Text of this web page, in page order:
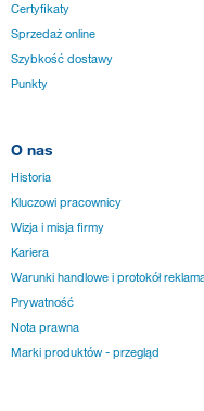
Certyfikaty
Sprzedaż online
Szybkość dostawy
Punkty
O nas
Historia
Kluczowi pracownicy
Wizja i misja firmy
Kariera
Warunki handlowe i protokół
Prywatność
Nota prawna
Marki produktów - przegląd